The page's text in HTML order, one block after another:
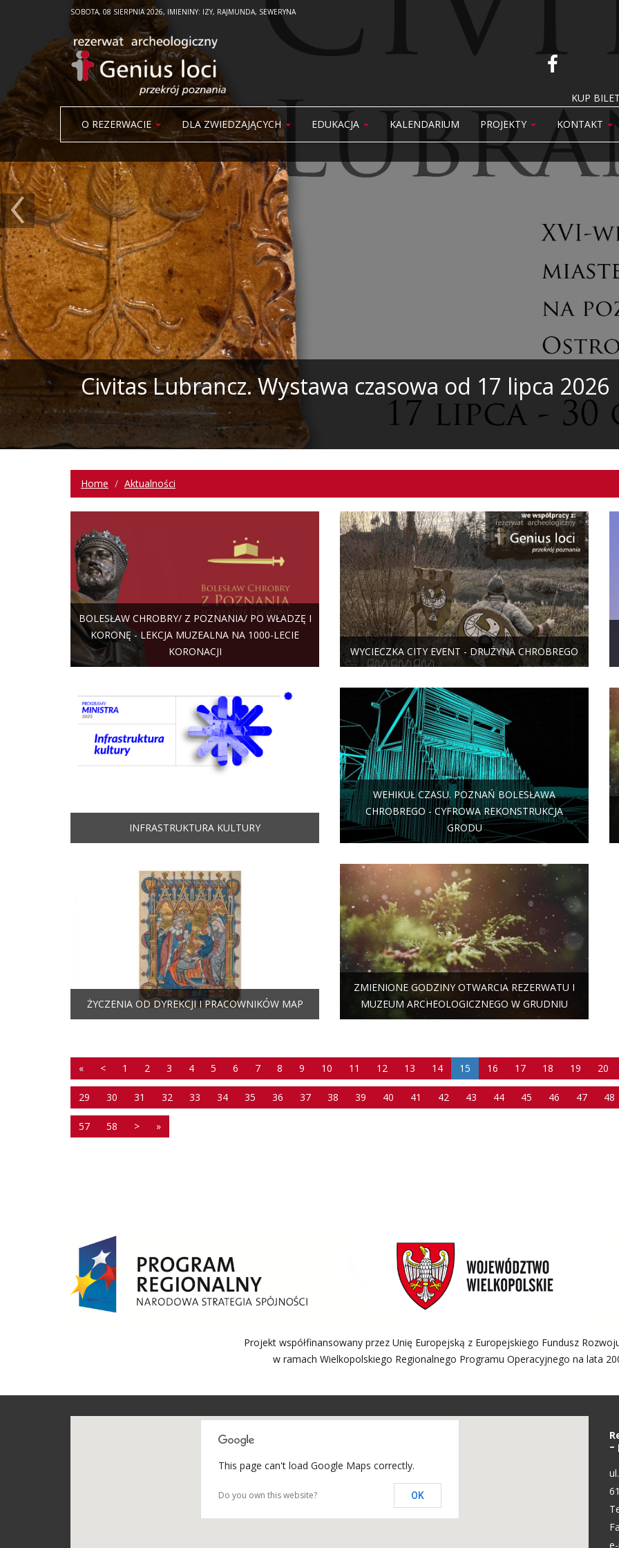
SOBOTA, 08 SIERPNIA 2026, IMIENINY: IZY, RAJMUNDA, SEWERYNA
KUP
O REZERWACIE
DLA ZWIEDZAJĄCYCH EDUKACJA KALENDARIUM PROJEKTY KONTAKT
Civitas Lubrancz. Wystawa czasowa od 17 lipca 2026
‹
Home Aktualności
BOLESŁAW CHROBRY/ Z POZNANIA/ PO WŁADZĘ I
KORONĘ - LEKCJA MUZEALNA NA 1000-LECIE
KORONACJI
WYCIECZKA CITY EVENT - DRUŻYNA CHROBREGO
INFRASTRUKTURA KULTURY
WEHIKUŁ CZASU. POZNAŃ BOLESŁAWA
CHROBREGO - CYFROWA REKONSTRUKCJA
GRODU
ŻYCZENIA OD DYREKCJI I PRACOWNIKÓW MAP
ZMIENIONE GODZINY OTWARCIA REZERWATU I
MUZEUM ARCHEOLOGICZNEGO W GRUDNIU
« < 1 2 3 4 5 6 7 8 9 10 11 12 13 14 15 16 17 18 19 20
29 30 31 32 33 34 35 36 37 38 39 40 41 42 43 44 45 46 47 48
57 58 > »
Projekt współfinansowany przez Unię Europejską z Europejskiego Fundusz
w ramach Wielkopolskiego Regionalnego Programu Operacyjnego na lata
This page can't load Google Maps correctly.
Do you own this website? OK
–